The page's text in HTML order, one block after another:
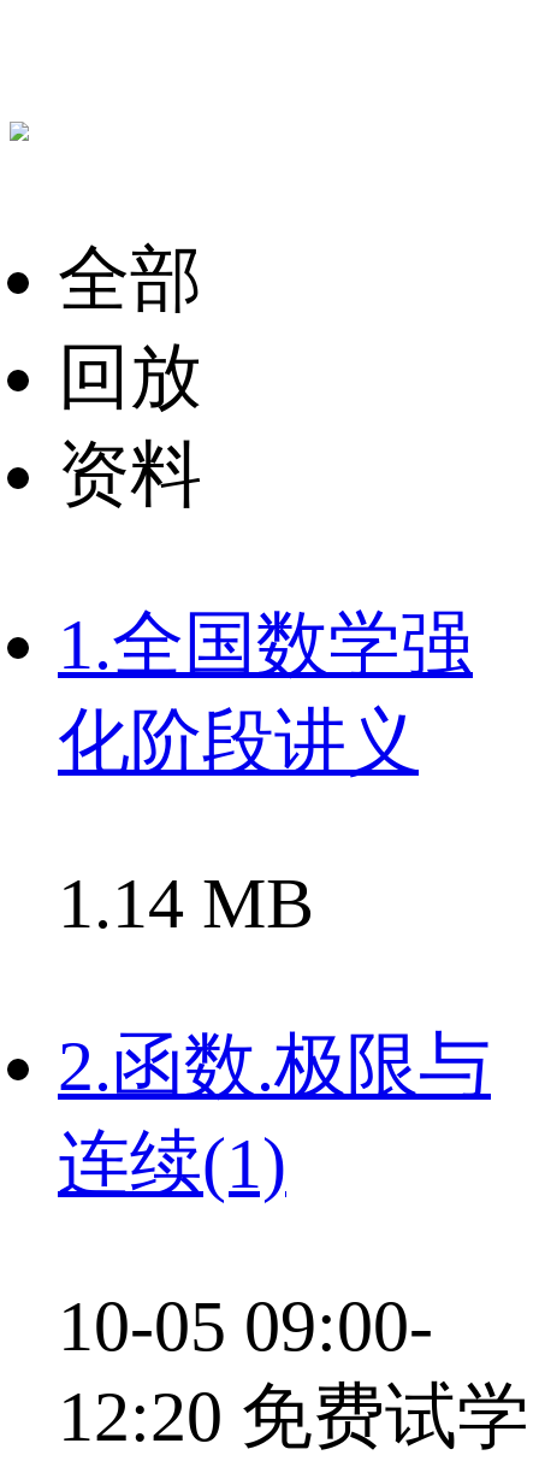
全部
回放
资料
1.全国数学强
化阶段讲义
1.14 MB
2.函数.极限与
连续(1)
10-05 09:00-
12:20 免费试学